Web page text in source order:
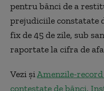
pentru bănci de a
prejudiciile
fix de 45 de zile, sub
raportate la cifra de
Vezi șiAmenzile-
contestate de bănci.